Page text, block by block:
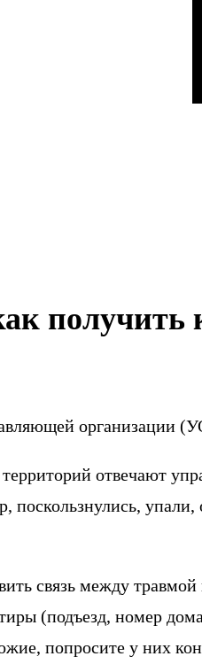
получить
организации
отвечают
поскользнулись,
связь между
(подъезд, номер
попросите у них